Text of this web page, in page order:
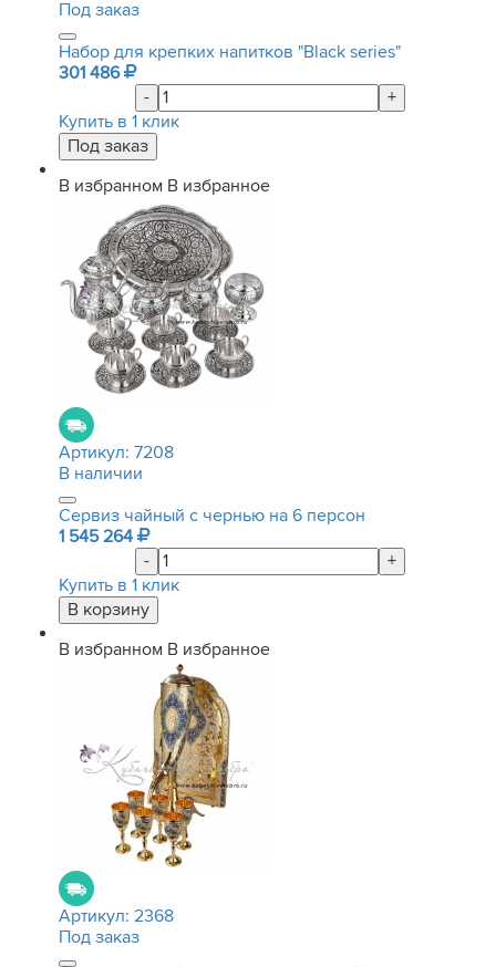
Под заказ
Набор для крепких напитков "Black series"
301 486
-
+
Купить в 1 клик
В избранном В избранное
Артикул: 7208
В наличии
Сервиз чайный с чернью на 6 персон
1 545 264
-
+
Купить в 1 клик
В избранном В избранное
Артикул: 2368
Под заказ